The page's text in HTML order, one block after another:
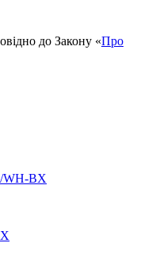
до Закону «Про
WH-BX